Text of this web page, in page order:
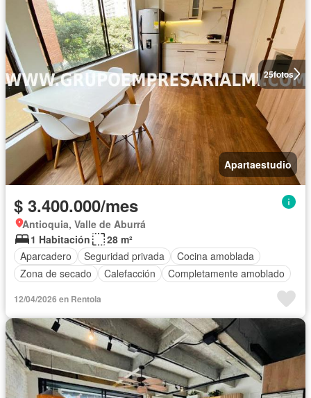
25fotos
Apartaestudio
$ 3.400.000/mes
Antioquia, Valle de Aburrá
1 Habitación
28 m²
Aparcadero
Seguridad privada
Cocina amoblada
Zona de secado
Calefacción Completamente amoblado
12/04/2026 en Rentola